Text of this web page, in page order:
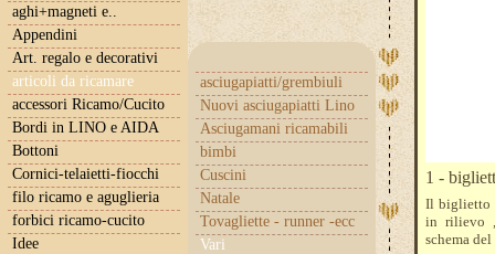
aghi+magneti e..
Appendini
Art. regalo e decorativi
articoli da ricamare
asciugapiatti/grembiuli
Nuovi asciugapiatti Lino
Asciugamani ricamabili
bimbi
Cuscini
Natale
Tovagliette - runner -ecc
Vari
accessori Ricamo/Cucito
Bordi in LINO e AIDA
Bottoni
Cornici-telaietti-fiocchi
filo ricamo e aguglieria
forbici ricamo-cucito
Idee
1 -
Il biglietto
in rilievo ,
schema